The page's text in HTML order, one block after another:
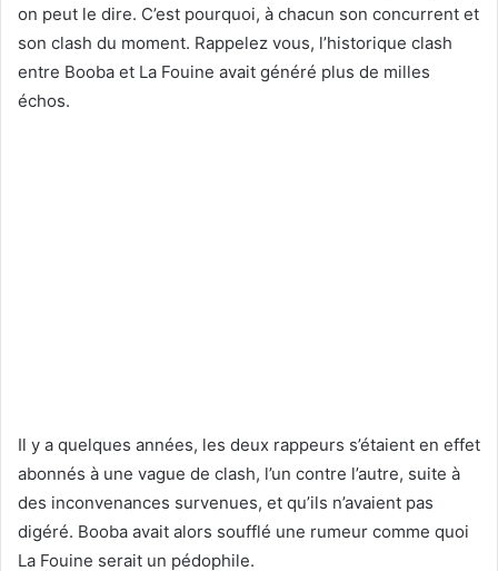
on peut le dire. C’est pourquoi, à chacun son concurrent et
son clash du moment. Rappelez vous, l’historique clash
entre Booba et La Fouine avait généré plus de milles
échos.
Il y a quelques années, les deux rappeurs s’étaient en effet
abonnés à une vague de clash, l’un contre l’autre, suite à
des inconvenances survenues, et qu’ils n’avaient pas
digéré. Booba avait alors soufflé une rumeur comme quoi
La Fouine serait un pédophile.